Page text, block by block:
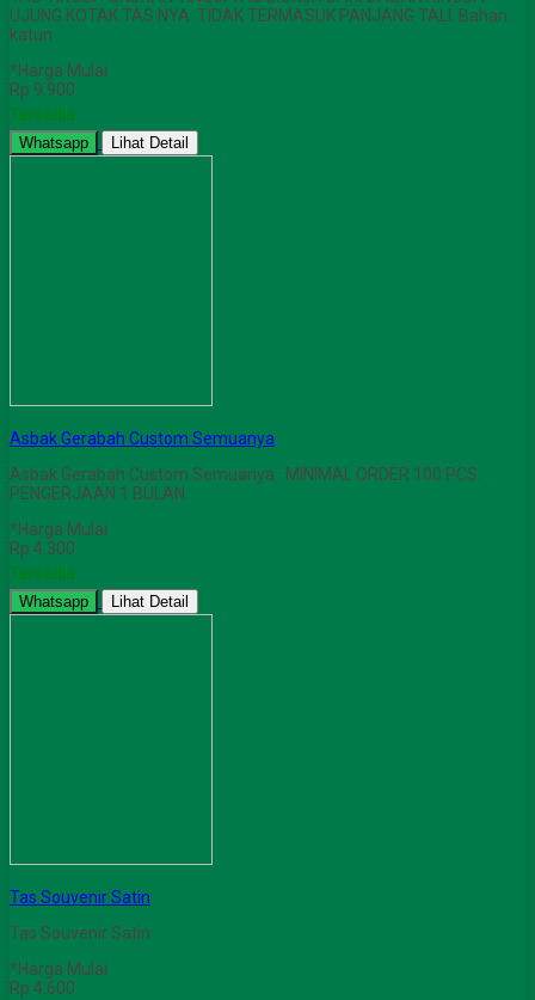
UJUNG KOTAK TAS NYA. TIDAK TERMASUK PANJANG TALI. Bahan :
katun
*Harga Mulai
Rp 9.900
Tersedia
Whatsapp Lihat Detail
Asbak Gerabah Custom Semuanya
Asbak Gerabah Custom Semuanya MINIMAL ORDER 100 PCS.
PENGERJAAN 1 BULAN.
*Harga Mulai
Rp 4.300
Tersedia
Whatsapp Lihat Detail
Tas Souvenir Satin
Tas Souvenir Satin
*Harga Mulai
Rp 4.600